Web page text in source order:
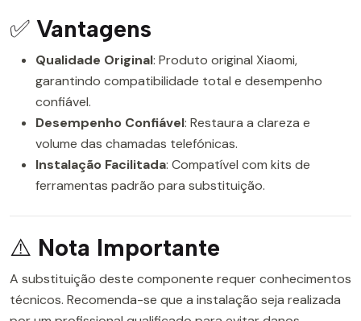
✅ Vantagens
Qualidade Original: Produto original Xiaomi,
garantindo compatibilidade total e desempenho
confiável.
Desempenho Confiável: Restaura a clareza e
volume das chamadas telefónicas.
Instalação Facilitada: Compatível com kits de
ferramentas padrão para substituição.
⚠️ Nota Importante
A substituição deste componente requer conhecimentos
técnicos. Recomenda-se que a instalação seja realizada